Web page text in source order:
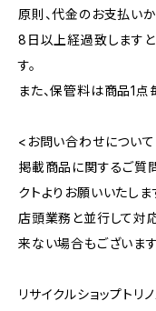
原則、代金のお支払い
8日以上経過致しますと
す。
また、保管料は商品1点
<お問い合わせについ
掲載商品に関するご質
クトよりお願いいたしま
店頭業務と並行して対
来ない場合もございます
リサイクルショップトリ